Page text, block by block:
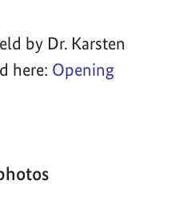
by Dr. Karsten
here: Opening